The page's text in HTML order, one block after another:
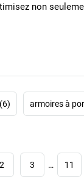
non
armoires à
2 3 … 11